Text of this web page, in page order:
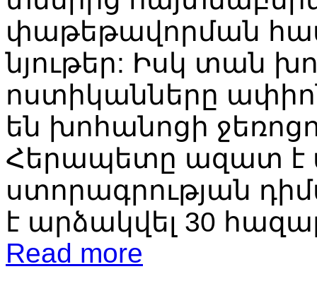
փաթեթավորման
նյութեր: Իսկ տան
ոստիկանները
են խոհանոցի
Հերապետը ազատ է
ստորագրության
է արձակվել 30
Read more